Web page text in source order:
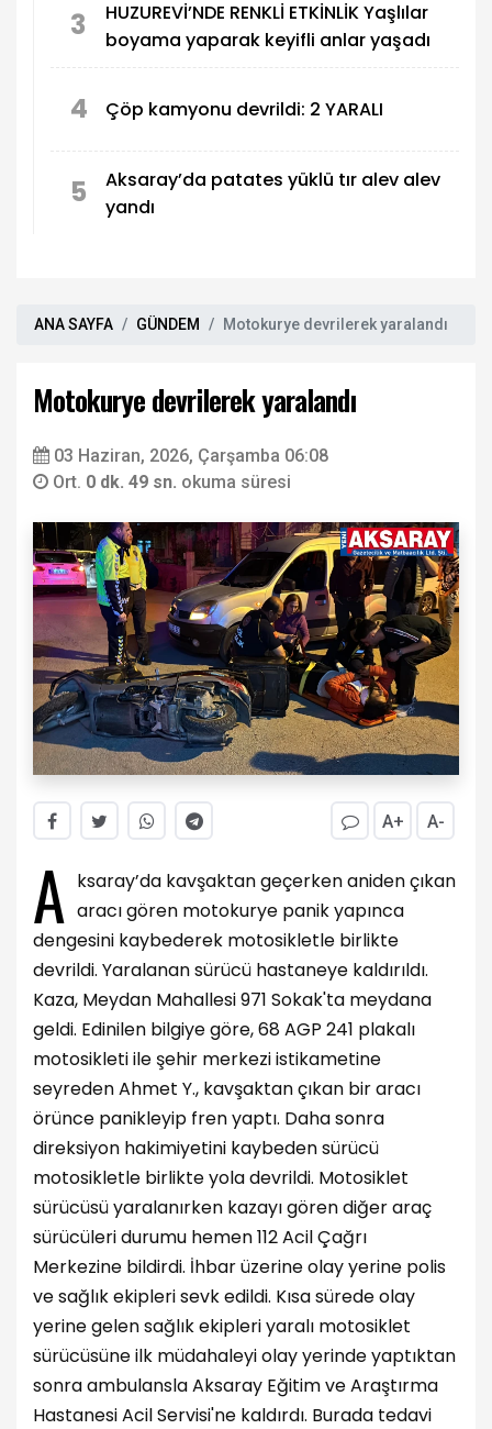
3
HUZUREVİ’NDE RENKLİ ETKİNLİK Yaşlılar
boyama yaparak keyifli anlar yaşadı
4 Çöp kamyonu devrildi: 2 YARALI
5
Aksaray’da patates yüklü tır alev alev
yandı
ANA SAYFA GÜNDEM Motokurye devrilerek yaralandı
Motokurye devrilerek yaralandı
03 Haziran, 2026, Çarşamba 06:08
Ort. 0 dk. 49 sn. okuma süresi
A+ A-
A ksaray’da kavşaktan geçerken aniden çıkan
aracı gören motokurye panik yapınca
dengesini kaybederek motosikletle birlikte
devrildi. Yaralanan sürücü hastaneye kaldırıldı.
Kaza, Meydan Mahallesi 971 Sokak'ta meydana
geldi. Edinilen bilgiye göre, 68 AGP 241 plakalı
motosikleti ile şehir merkezi istikametine
seyreden Ahmet Y., kavşaktan çıkan bir aracı
örünce panikleyip fren yaptı. Daha sonra
direksiyon hakimiyetini kaybeden sürücü
motosikletle birlikte yola devrildi. Motosiklet
sürücüsü yaralanırken kazayı gören diğer araç
sürücüleri durumu hemen 112 Acil Çağrı
Merkezine bildirdi. İhbar üzerine olay yerine polis
ve sağlık ekipleri sevk edildi. Kısa sürede olay
yerine gelen sağlık ekipleri yaralı motosiklet
sürücüsüne ilk müdahaleyi olay yerinde yaptıktan
sonra ambulansla Aksaray Eğitim ve Araştırma
Hastanesi Acil Servisi'ne kaldırdı. Burada tedavi